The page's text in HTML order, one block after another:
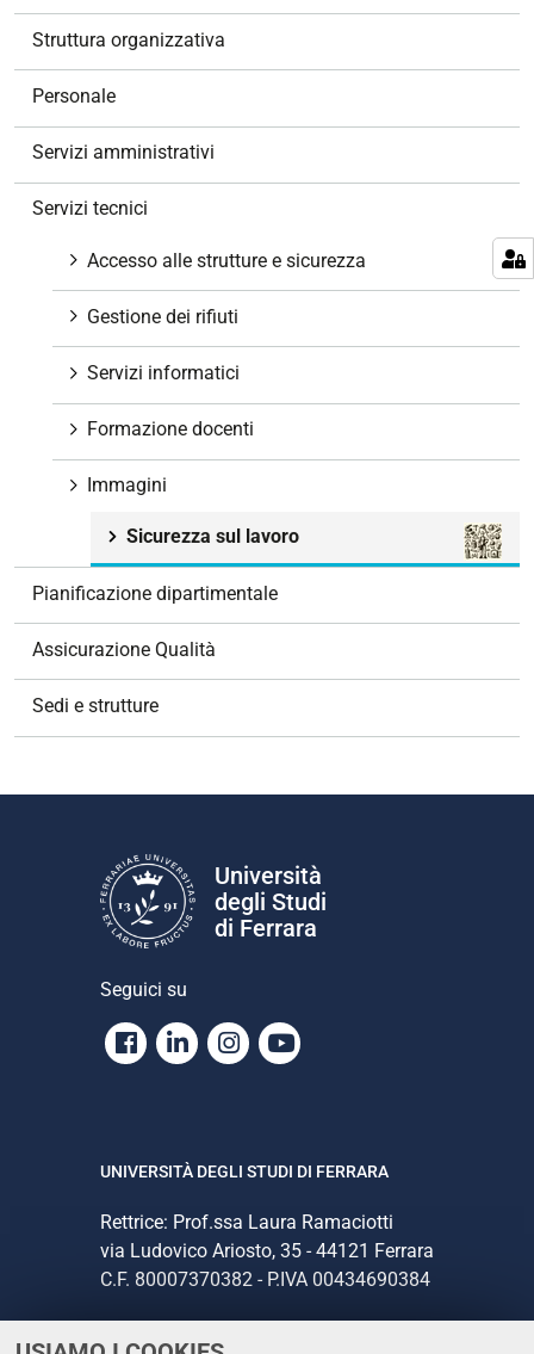
Struttura organizzativa
Personale
Servizi amministrativi
Servizi tecnici
Accesso alle strutture e sicurezza
Gestione dei rifiuti
Servizi informatici
Formazione docenti
Immagini
Sicurezza sul lavoro
Pianificazione dipartimentale
Assicurazione Qualità
Sedi e strutture
Università
degli Studi
di Ferrara
Seguici su
Facebook
LinkedinInstagram
Youtube
UNIVERSITÀ DEGLI STUDI DI FERRARA
Rettrice: Prof.ssa Laura Ramaciotti
via Ludovico Ariosto, 35 - 44121 Ferrara
C.F. 80007370382 - P.IVA 00434690384
CONTATTI